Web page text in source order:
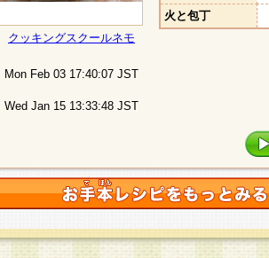
クッキングスクールネモ
Mon Feb 03 17:40:07 JST
Wed Jan 15 13:33:48 JST
火と包丁